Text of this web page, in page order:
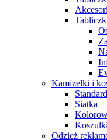
Kamizelki i
Siatka
Odzież